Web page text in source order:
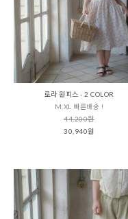
로라 원피스 - 2 COLOR
M,XL 빠른배송 !
44,200원
30,940원